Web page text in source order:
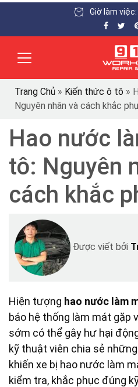
Giờ làm
Trang Chủ » Kiến thức ô tô »
Nguyên nhân và cách khắc
Hao nước
tô: Nguyên
cách khắc
Được viết bởi
Hiện tượng hao nước làm
báo hệ thống làm mát gặp
sớm có thể gây hư hại
kỹ thuật viên chia sẻ
khiến xe bị hao nước làm
kiểm tra, khắc phục đúng